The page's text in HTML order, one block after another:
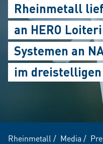
Rheinmetall
an HERO
Systemen an
im dreistelligen
Rheinmetall / Media /